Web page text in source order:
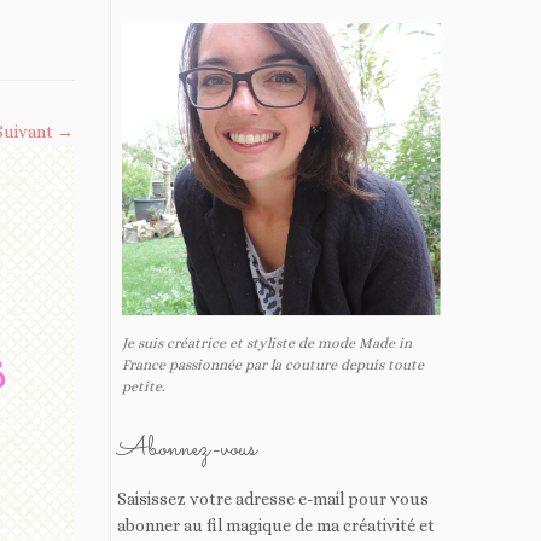
→
Je suis créatrice et styliste de mode Made in
France passionnée par la couture depuis toute
petite.
Abonnez-vous
Saisissez votre adresse e-mail pour vous
abonner au fil magique de ma créativité et